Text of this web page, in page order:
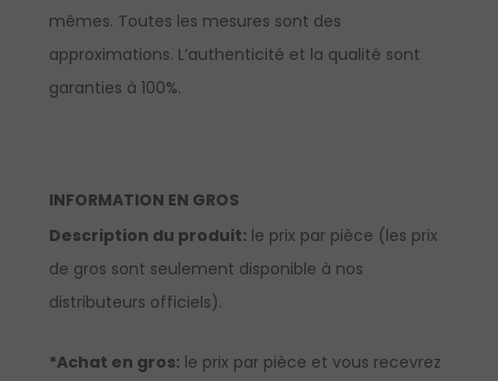
mêmes. Toutes les mesures sont des
approximations. L’authenticité et la qualité sont
garanties à 100%.
INFORMATION EN GROS
Description du produit: le prix par pièce (les prix
de gros sont seulement disponible à nos
distributeurs officiels).
*Achat en gros: le prix par pièce et vous recevrez